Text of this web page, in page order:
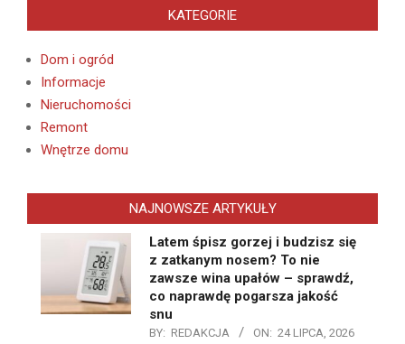
KATEGORIE
Dom i ogród
Informacje
Nieruchomości
Remont
Wnętrze domu
NAJNOWSZE ARTYKUŁY
Latem śpisz gorzej i budzisz się
z zatkanym nosem? To nie
zawsze wina upałów – sprawdź,
co naprawdę pogarsza jakość
snu
BY: REDAKCJA ON: 24 LIPCA, 2026